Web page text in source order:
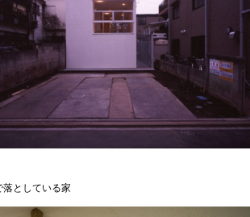
としている家